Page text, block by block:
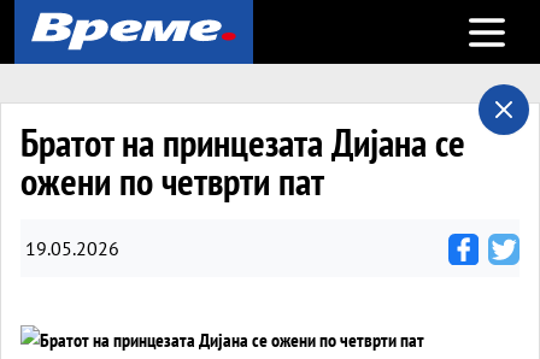
Open
Братот на принцезата Дијана се
ожени по четврти пат
19.05.2026